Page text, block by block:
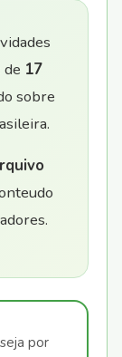
de 17
sobre
por